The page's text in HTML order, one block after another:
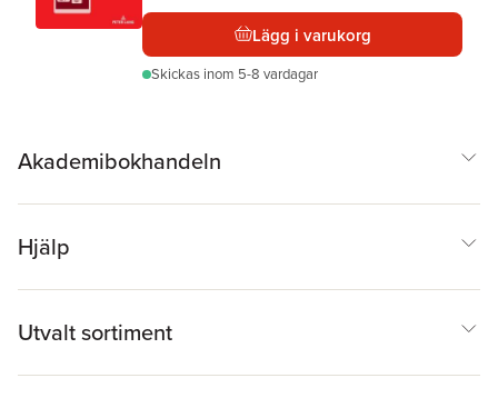
Lägg i varukorg
Skickas inom 5-8 vardagar
Akademibokhandeln
Hjälp
Utvalt sortiment